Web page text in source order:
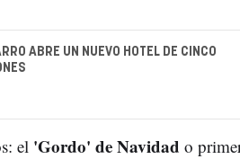
ABRE UN NUEVO HOTEL DE CINCO
el 'Gordo' de Navidad o